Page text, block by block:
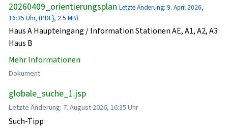
20260409_orientierungsplan Letzte Änderung: 9. April 2026,
16:35 Uhr, (PDF}, 2.5 MB)
Haus A Haupteingang / Information Stationen AE, A1, A2, A3
Haus B
Mehr Informationen
Dokument
globale_suche_1.jsp
Letzte Änderung: 7. August 2026, 16:35 Uhr
Such-Tipp